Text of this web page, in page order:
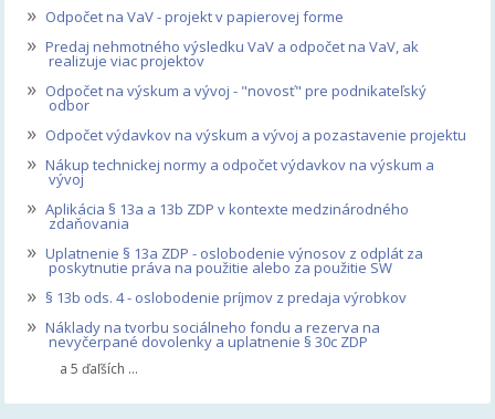
» Odpočet na VaV - projekt v papierovej forme
» Predaj nehmotného výsledku VaV a odpočet na VaV, ak
realizuje viac projektov
» Odpočet na výskum a vývoj - "novosť" pre podnikateľský
odbor
» Odpočet výdavkov na výskum a vývoj a pozastavenie projektu
» Nákup technickej normy a odpočet výdavkov na výskum a
vývoj
» Aplikácia § 13a a 13b ZDP v kontexte medzinárodného
zdaňovania
» Uplatnenie § 13a ZDP - oslobodenie výnosov z odplát za
poskytnutie práva na použitie alebo za použitie SW
» § 13b ods. 4 - oslobodenie príjmov z predaja výrobkov
» Náklady na tvorbu sociálneho fondu a rezerva na
nevyčerpané dovolenky a uplatnenie § 30c ZDP
a 5 ďaľších ...